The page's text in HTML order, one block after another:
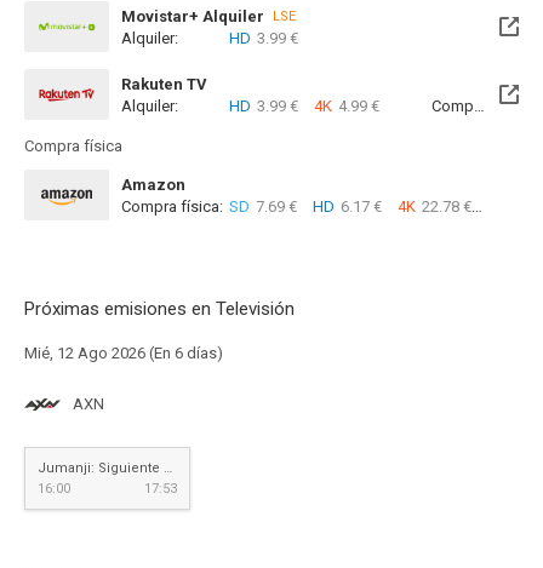
Movistar+ Alquiler
LSE
Disponible hasta el Vie, 25 Jun 2027 (Quedan 10 meses)
Alquiler: HD 3.99 €
Rakuten TV
Alquiler:
HD 3.99 € 4K 4.99 € Compra: SD
Compra física
Amazon
Compra física: SD 7.69 € HD 6.17 € 4K 22.78 €
Próximas emisiones en Televisión
Mié, 12 Ago 2026 (En 6 días)
AXN
Jumanji: Siguiente nivel
16:00
17:53